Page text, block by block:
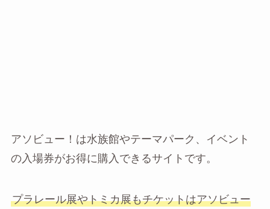
アソビュー！は水族館やテーマパーク、イベント
の入場券がお得に購入できるサイトです。
プラレール展やトミカ展もチケットはアソビュー